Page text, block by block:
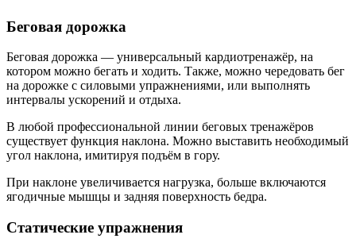
Беговая дорожка
Беговая дорожка — универсальный кардиотренажёр, на
котором можно бегать и ходить. Также, можно чередовать бег
на дорожке с силовыми упражнениями, или выполнять
интервалы ускорений и отдыха.
В любой профессиональной линии беговых тренажёров
существует функция наклона. Можно выставить необходимый
угол наклона, имитируя подъём в гору.
При наклоне увеличивается нагрузка, больше включаются
ягодичные мышцы и задняя поверхность бедра.
Статические упражнения